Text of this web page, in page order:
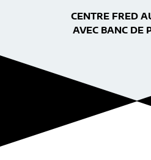
CENTRE FRED
AVEC BANC DE